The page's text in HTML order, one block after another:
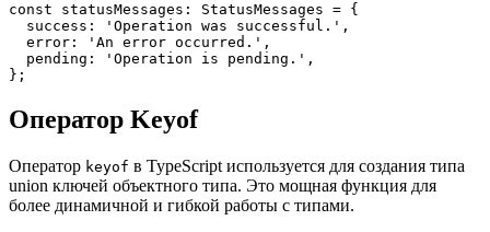
const statusMessages: StatusMessages = {
  success: 'Operation was successful.',
  error: 'An error occurred.',
  pending: 'Operation is pending.',
};
Оператор Keyof
Оператор keyof в TypeScript используется для создания типа
union ключей объектного типа. Это мощная функция для
более динамичной и гибкой работы с типами.